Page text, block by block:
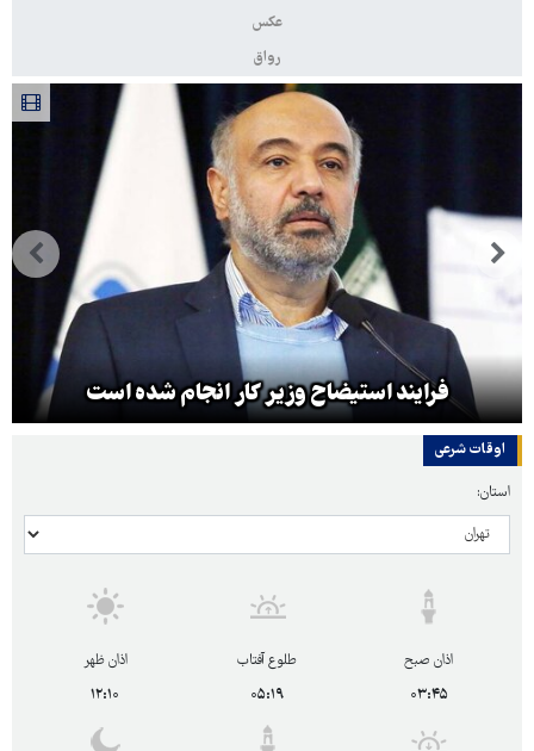
عکس
رواق
فرایند استیضاح وزیر کار انجام شده است
اوقات شرعی
استان:
اذان صبح
۰۳:۴۵
طلوع آفتاب
۰۵:۱۹
اذان ظهر
۱۲:۱۰